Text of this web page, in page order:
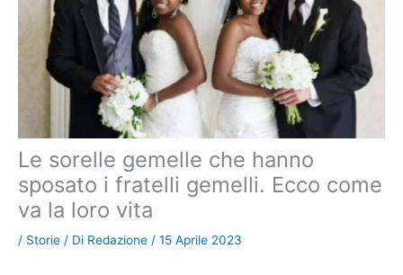
Le sorelle gemelle che hanno
sposato i fratelli gemelli. Ecco come
va la loro vita
/ Storie / Di Redazione / 15 Aprile 2023